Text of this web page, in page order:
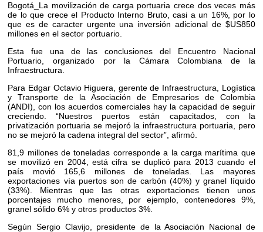
Bogotá_ La movilización de carga portuaria crece dos veces más
de lo que crece el Producto Interno Bruto, casi a un 16%, por lo
que es de caracter urgente una inversión adicional de $US850
millones en el sector portuario.
Esta fue una de las conclusiones del Encuentro Nacional
Portuario, organizado por la Cámara Colombiana de la
Infraestructura.
Para Edgar Octavio Higuera, gerente de Infraestructura, Logística
y Transporte de la Asociación de Empresarios de Colombia
(ANDI), con los acuerdos comerciales hay la capacidad de seguir
creciendo. “Nuestros puertos están capacitados, con la
privatización portuaria se mejoró la infraestructura portuaria, pero
no se mejoró la cadena integral del sector”, afirmó.
81,9 millones de toneladas corresponde a la carga marítima que
se movilizó en 2004, está cifra se duplicó para 2013 cuando el
país movió 165,6 millones de toneladas. Las mayores
exportaciones vía puertos son de carbón (40%) y granel líquido
(33%). Mientras que las otras exportaciones tienen unos
porcentajes mucho menores, por ejemplo, contenedores 9%,
granel sólido 6% y otros productos 3%.
Según Sergio Clavijo, presidente de la Asociación Nacional de